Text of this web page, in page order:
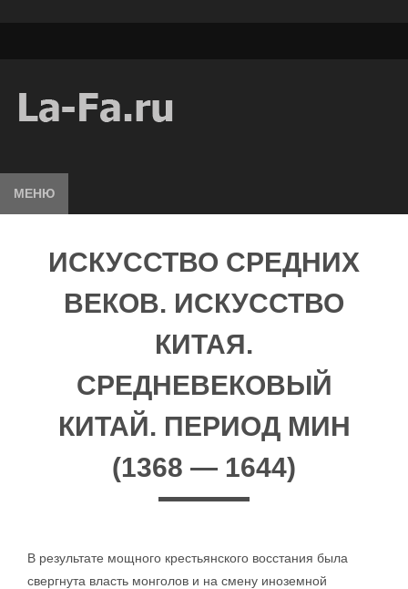
МЕНЮ
ИСКУССТВО СРЕДНИХ
ВЕКОВ. ИСКУССТВО
КИТАЯ.
СРЕДНЕВЕКОВЫЙ
КИТАЙ. ПЕРИОД МИН
(1368 — 1644)
В результате мощного крестьянского восстания была
свергнута власть монголов и на смену иноземной